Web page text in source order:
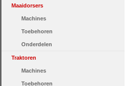
Maaidorsers
Machines
Toebehoren
Onderdelen
Traktoren
Machines
Toebehoren